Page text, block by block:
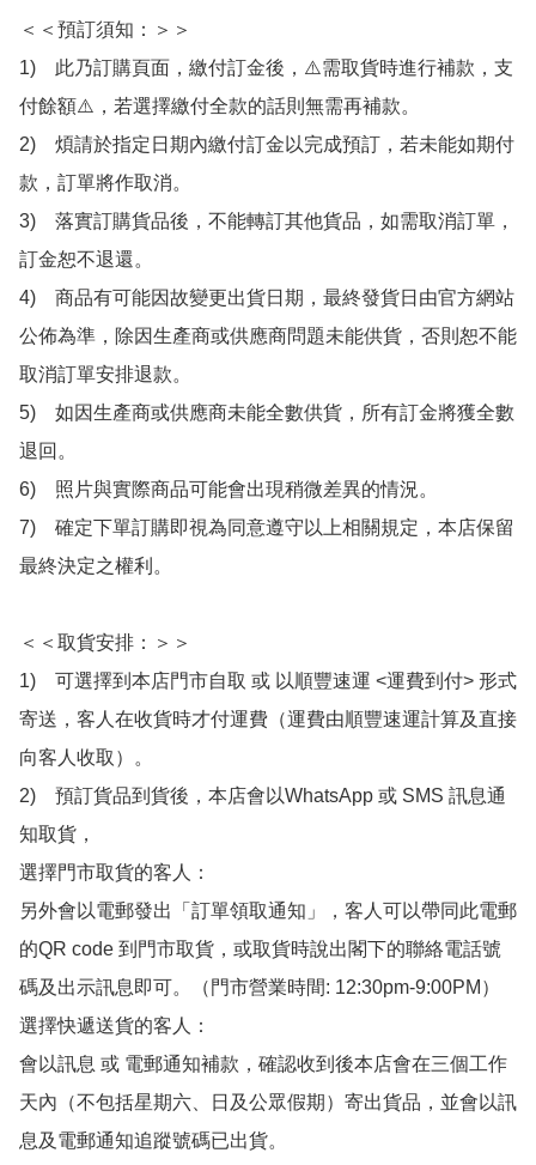
＜＜預訂須知：＞＞
1)　此乃訂購頁面，繳付訂金後，⚠️需取貨時進行補款，支
付餘額⚠️，若選擇繳付全款的話則無需再補款。
2)　煩請於指定日期內繳付訂金以完成預訂，若未能如期付
款，訂單將作取消。
3)　落實訂購貨品後，不能轉訂其他貨品，如需取消訂單，
訂金恕不退還。
4)　商品有可能因故變更出貨日期，最終發貨日由官方網站
公佈為準，除因生產商或供應商問題未能供貨，否則恕不能
取消訂單安排退款。
5)　如因生產商或供應商未能全數供貨，所有訂金將獲全數
退回。
6)　照片與實際商品可能會出現稍微差異的情況。
7)　確定下單訂購即視為同意遵守以上相關規定，本店保留
最終決定之權利。
＜＜取貨安排：＞＞
1)　可選擇到本店門市自取 或 以順豐速運 <運費到付> 形式
寄送，客人在收貨時才付運費（運費由順豐速運計算及直接
向客人收取）。
2)　預訂貨品到貨後，本店會以WhatsApp 或 SMS 訊息通
知取貨，
選擇門市取貨的客人：
另外會以電郵發出「訂單領取通知」，客人可以帶同此電郵
的QR code 到門市取貨，或取貨時說出閣下的聯絡電話號
碼及出示訊息即可。（門市營業時間: 12:30pm-9:00PM）
選擇快遞送貨的客人：
會以訊息 或 電郵通知補款，確認收到後本店會在三個工作
天內（不包括星期六、日及公眾假期）寄出貨品，並會以訊
息及電郵通知追蹤號碼已出貨。